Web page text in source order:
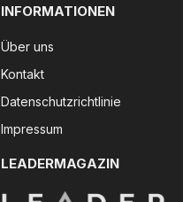
INFORMATIONEN
Über uns
Kontakt
Datenschutzrichtlinie
Impressum
LEADERMAGAZIN